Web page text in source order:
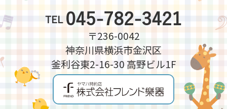
TEL 045-782-3421
〒236-0042
神奈川県横浜市金沢区
釜利谷東2-16-30 高野ビル1F